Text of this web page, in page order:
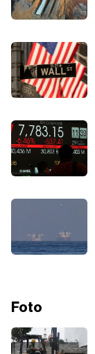
Foto